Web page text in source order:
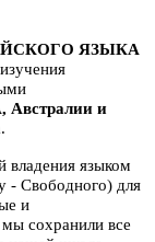
ЯЗЫКА
Австралии и
владения языком
- Свободного) для
и
сохранили все